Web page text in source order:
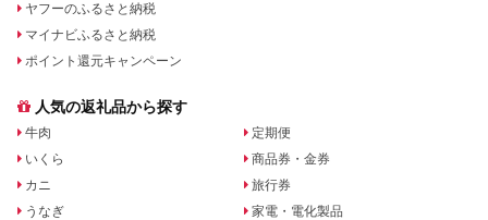
ヤフーのふるさと納税
マイナビふるさと納税
ポイント還元キャンペーン
人気の返礼品から探す
牛肉
いくら
カニ
うなぎ
定期便
商品券・金券
旅行券
家電・電化製品